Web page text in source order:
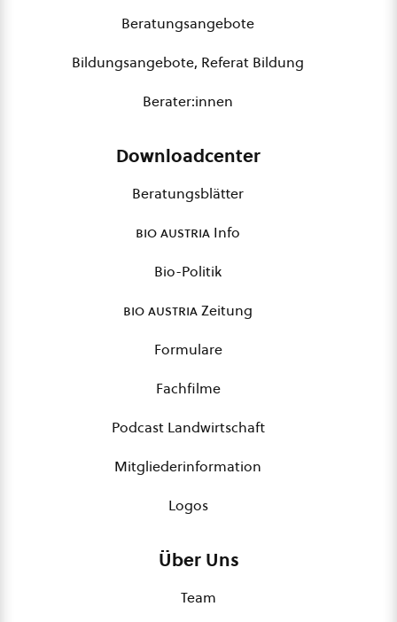
Beratungsangebote
Bildungsangebote, Referat Bildung
Berater:innen
Downloadcenter
Beratungsblätter
bio austria Info
Bio-Politik
bio austriaZeitung
Formulare
Fachfilme
Podcast Landwirtschaft
Mitgliederinformation
Logos
Über Uns
Team